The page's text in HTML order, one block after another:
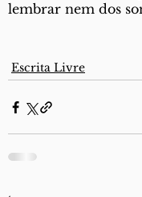
lembrar nem dos
Escrita Livre